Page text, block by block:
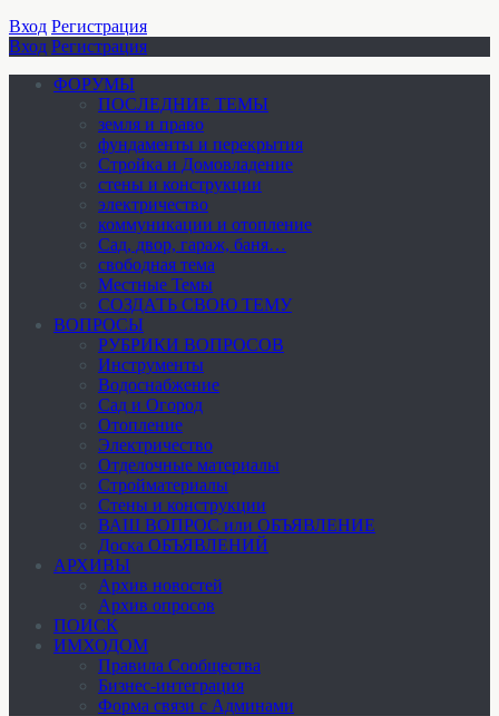
Вход Регистрация
Вход Регистрация
ФОРУМЫ
ПОСЛЕДНИЕ ТЕМЫ
земля и право
фундаменты и перекрытия
Стройка и Домовладение
стены и конструкции
электричество
коммуникации и отопление
Cад, двор, гараж, баня…
свободная тема
Местные Темы
СОЗДАТЬ СВОЮ ТЕМУ
ВОПРОСЫ
РУБРИКИ ВОПРОСОВ
Инструменты
Водоснабжение
Сад и Огород
Отопление
Электричество
Отделочные материалы
Стройматериалы
Стены и конструкции
ВАШ ВОПРОС или ОБЪЯВЛЕНИЕ
Доска ОБЪЯВЛЕНИЙ
АРХИВЫ
Архив новостей
Архив опросов
ПОИСК
ИМХОДОМ
Правила Сообщества
Бизнес-интеграция
Форма связи с Админами